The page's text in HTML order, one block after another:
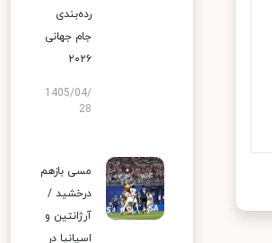
رده‌بندی
جام جهانی
۲۰۲۶
1405/04/
28
مسی بازهم
درخشید /
آرژانتین و
اسپانیا در